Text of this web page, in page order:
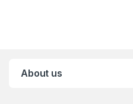
About us